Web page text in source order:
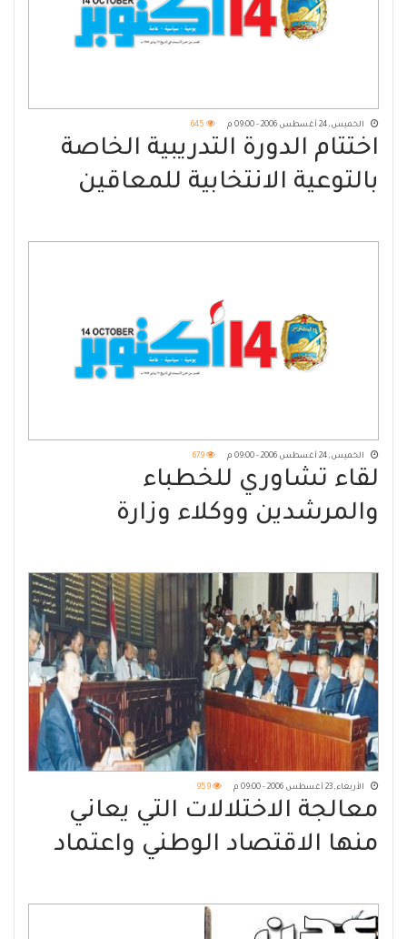
الخميس, 24 أغسطس 2006 - 09:00 م 645
اختتام الدورة التدريبية الخاصة
بالتوعية الانتخابية للمعاقين
الخميس, 24 أغسطس 2006 - 09:00 م 679
لقاء تشاوري للخطباء
والمرشدين ووكلاء وزارة
الأربعاء, 23 أغسطس 2006 - 09:00 م 959
معالجة الاختلالات التي يعاني
منها الاقتصاد الوطني واعتماد